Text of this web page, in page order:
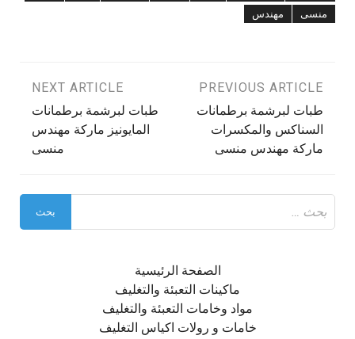
منسى
مهندس
تصفّح
المقالات
PREVIOUS ARTICLE
طبات لبرشمة برطمانات
السناكس والمكسرات
ماركة مهندس منسى
NEXT ARTICLE
طبات لبرشمة برطمانات
المايونيز ماركة مهندس
منسى
عن:
الصفحة الرئيسية
ماكينات التعبئة والتغليف
مواد وخامات التعبئة والتغليف
خامات و رولات اكياس التغليف